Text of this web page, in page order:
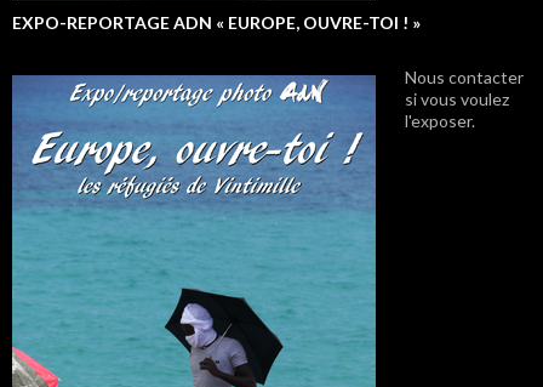
EXPO-REPORTAGE ADN « EUROPE, OUVRE-TOI ! »
Nous contacter
si vous voulez
l'exposer.